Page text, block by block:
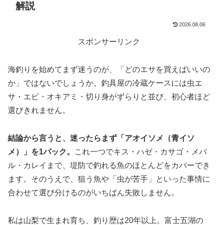
解説
2026.08.06
スポンサーリンク
海釣りを始めてまず迷うのが、「どのエサを買えばいいの
か」ではないでしょうか。釣具屋の冷蔵ケースには虫エ
サ・エビ・オキアミ・切り身がずらりと並び、初心者ほど
選びきれません。
結論から言うと、迷ったらまず「アオイソメ（青イソ
メ）」を1パック。
これ一つでキス・ハゼ・カサゴ・メバ
ル・カレイまで、堤防で釣れる魚のほとんどをカバーでき
ます。そのうえで、狙う魚や「虫が苦手」といった事情に
合わせて選び分けるのがいちばん失敗しません。
私は山梨で生まれ育ち、釣り歴は20年以上。富士五湖の